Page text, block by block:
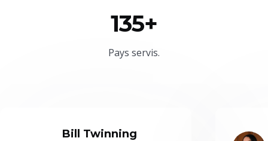
135+
Pays servis.
Bill Twinning